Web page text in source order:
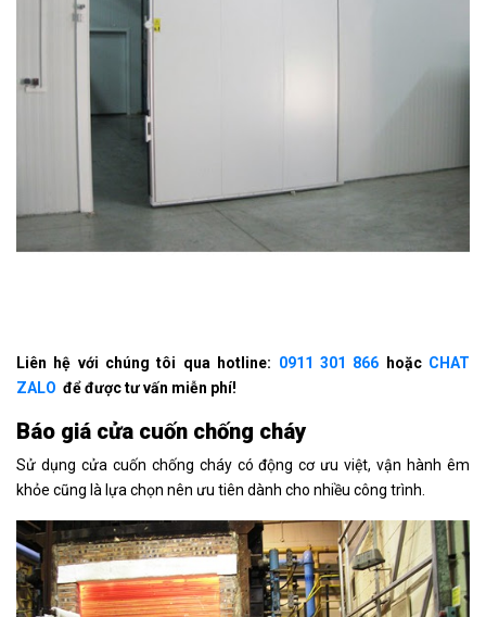
Liên hệ với chúng tôi qua hotline: 0911 301 866 hoặcCHAT
ZALO để được tư vấn miễn phí!
Báo giá cửa cuốn chống cháy
Sử dụng cửa cuốn chống cháy có động cơ ưu việt, vận hành êm
khỏe cũng là lựa chọn nên ưu tiên dành cho nhiều công trình.